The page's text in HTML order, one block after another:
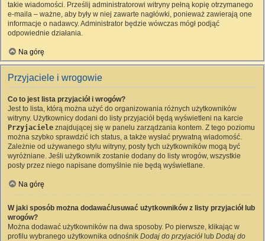
takie wiadomości. Prześlij administratorowi witryny pełną kopię otrzymanego
e-maila – ważne, aby były w niej zawarte nagłówki, ponieważ zawierają one
informacje o nadawcy. Administrator będzie wówczas mógł podjąć
odpowiednie działania.
Na górę
Przyjaciele i wrogowie
Co to jest lista przyjaciół i wrogów?
Jest to lista, którą można użyć do organizowania różnych użytkowników
witryny. Użytkownicy dodani do listy przyjaciół będą wyświetleni na karcie
Przyjaciele znajdującej się w panelu zarządzania kontem. Z tego poziomu
można szybko sprawdzić ich status, a także wysłać prywatną wiadomość.
Zależnie od używanego stylu witryny, posty tych użytkowników mogą być
wyróżniane. Jeśli użytkownik zostanie dodany do listy wrogów, wszystkie
posty przez niego napisane domyślnie nie będą wyświetlane.
Na górę
W jaki sposób można dodawać/usuwać użytkowników z listy przyjaciół lub
wrogów?
Można dodawać użytkowników na dwa sposoby. Po pierwsze, klikając w
profilu wybranego użytkownika odnośnik Dodaj do przyjaciół lub Dodaj do